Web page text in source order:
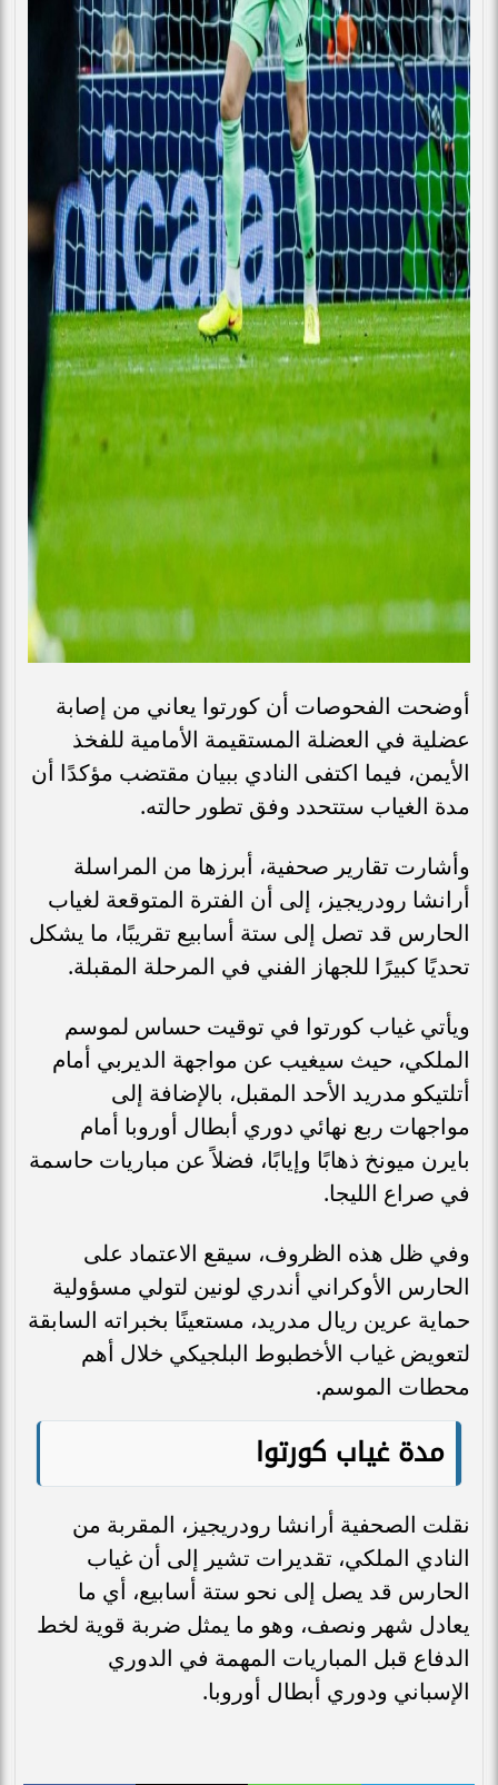
أوضحت الفحوصات أن كورتوا يعاني من إصابة
عضلية في العضلة المستقيمة الأمامية للفخذ
الأيمن، فيما اكتفى النادي ببيان مقتضب مؤكدًا أن
مدة الغياب ستتحدد وفق تطور حالته.
وأشارت تقارير صحفية، أبرزها من المراسلة
أرانشا رودريجيز، إلى أن الفترة المتوقعة لغياب
الحارس قد تصل إلى ستة أسابيع تقريبًا، ما يشكل
تحديًا كبيرًا للجهاز الفني في المرحلة المقبلة.
ويأتي غياب كورتوا في توقيت حساس لموسم
الملكي، حيث سيغيب عن مواجهة الديربي أمام
أتلتيكو مدريد الأحد المقبل، بالإضافة إلى
مواجهات ربع نهائي دوري أبطال أوروبا أمام
بايرن ميونخ ذهابًا وإيابًا، فضلاً عن مباريات حاسمة
في صراع الليجا.
وفي ظل هذه الظروف، سيقع الاعتماد على
الحارس الأوكراني أندري لونين لتولي مسؤولية
حماية عرين ريال مدريد، مستعينًا بخبراته السابقة
لتعويض غياب الأخطبوط البلجيكي خلال أهم
محطات الموسم.
مدة غياب كورتوا
نقلت الصحفية أرانشا رودريجيز، المقربة من
النادي الملكي، تقديرات تشير إلى أن غياب
الحارس قد يصل إلى نحو ستة أسابيع، أي ما
يعادل شهر ونصف، وهو ما يمثل ضربة قوية لخط
الدفاع قبل المباريات المهمة في الدوري
الإسباني ودوري أبطال أوروبا.